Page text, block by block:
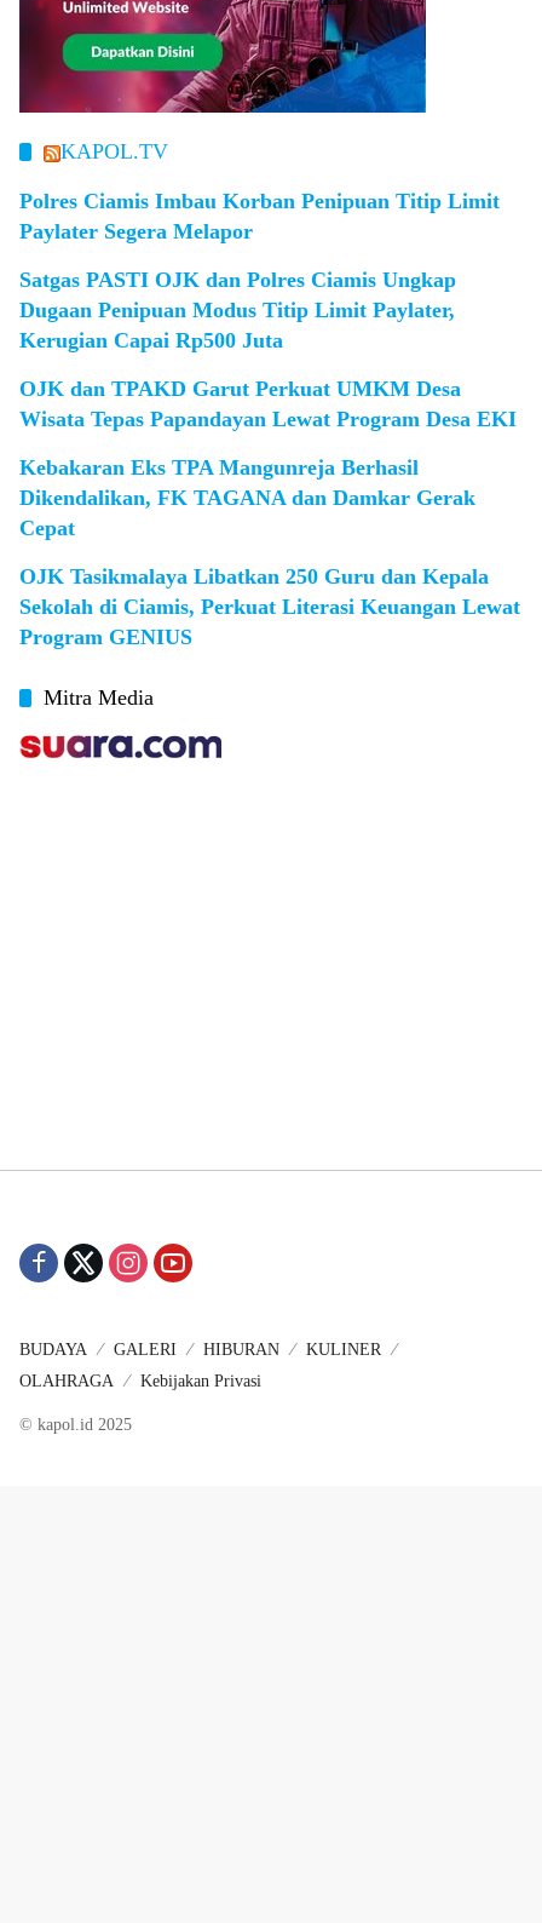
KAPOL.TV
Polres Ciamis Imbau Korban Penipuan Titip Limit
Paylater Segera Melapor
Satgas PASTI OJK dan Polres Ciamis Ungkap
Dugaan Penipuan Modus Titip Limit Paylater,
Kerugian Capai Rp500 Juta
OJK dan TPAKD Garut Perkuat UMKM Desa
Wisata Tepas Papandayan Lewat Program Desa EKI
Kebakaran Eks TPA Mangunreja Berhasil
Dikendalikan, FK TAGANA dan Damkar Gerak
Cepat
OJK Tasikmalaya Libatkan 250 Guru dan Kepala
Sekolah di Ciamis, Perkuat Literasi Keuangan Lewat
Program GENIUS
Mitra Media
BUDAYA GALERI HIBURAN
KULINER
OLAHRAGA
Kebijakan Privasi
© kapol.id 2025